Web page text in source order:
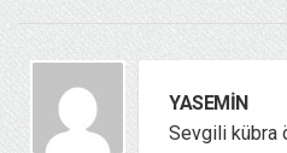
YASEMIN
Sevgili kübra